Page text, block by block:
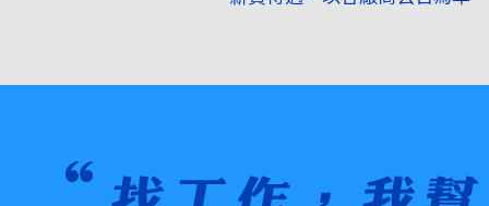
適合：想投入設計產業 / 品牌視覺發
AI空間提